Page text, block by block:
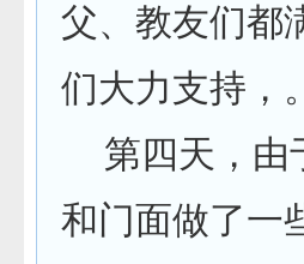
父、教友们都
们大力支持，。
第四天，由
和门面做了一